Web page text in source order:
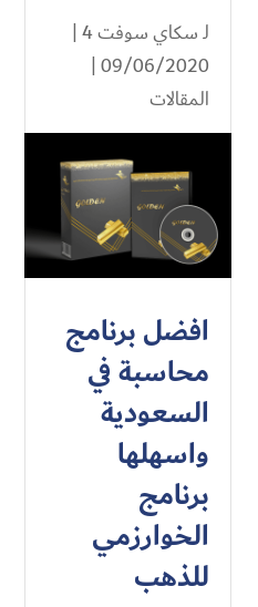
لـسكاي سوفت 4
|
09/06/2020 |
المقالات
افضل برنامج
محاسبة في
السعودية
واسهلها
برنامج
الخوارزمي
للذهب